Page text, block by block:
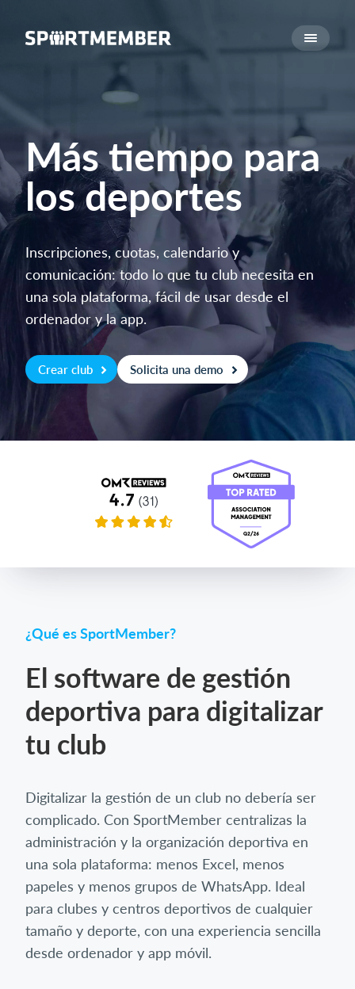
Acerca de SportMember
¿Quiénes somos?
Conócenos
Funciones
Calendario
Gestión de pagos
Sitio web
App móvil
Tienda Online
¿Cuanto cuesta?
Español
Iniciar sesión
Más tiempo para
los deportes
Inscripciones, cuotas, calendario y
comunicación: todo lo que tu club necesita en
una sola plataforma, fácil de usar desde el
ordenador y la app.
Crear club Solicita una demo
¿Qué es SportMember?
El software de gestión
deportiva para digitalizar
tu club
Digitalizar la gestión de un club no debería ser
complicado. Con SportMember centralizas la
administración y la organización deportiva en
una sola plataforma: menos Excel, menos
papeles y menos grupos de WhatsApp. Ideal
para clubes y centros deportivos de cualquier
tamaño y deporte, con una experiencia sencilla
desde ordenador y app móvil.